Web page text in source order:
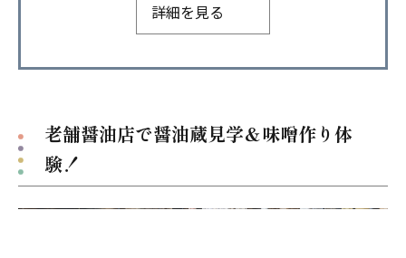
詳細を見る
老舗醤油店で醤油蔵見学＆味噌作り体
験！